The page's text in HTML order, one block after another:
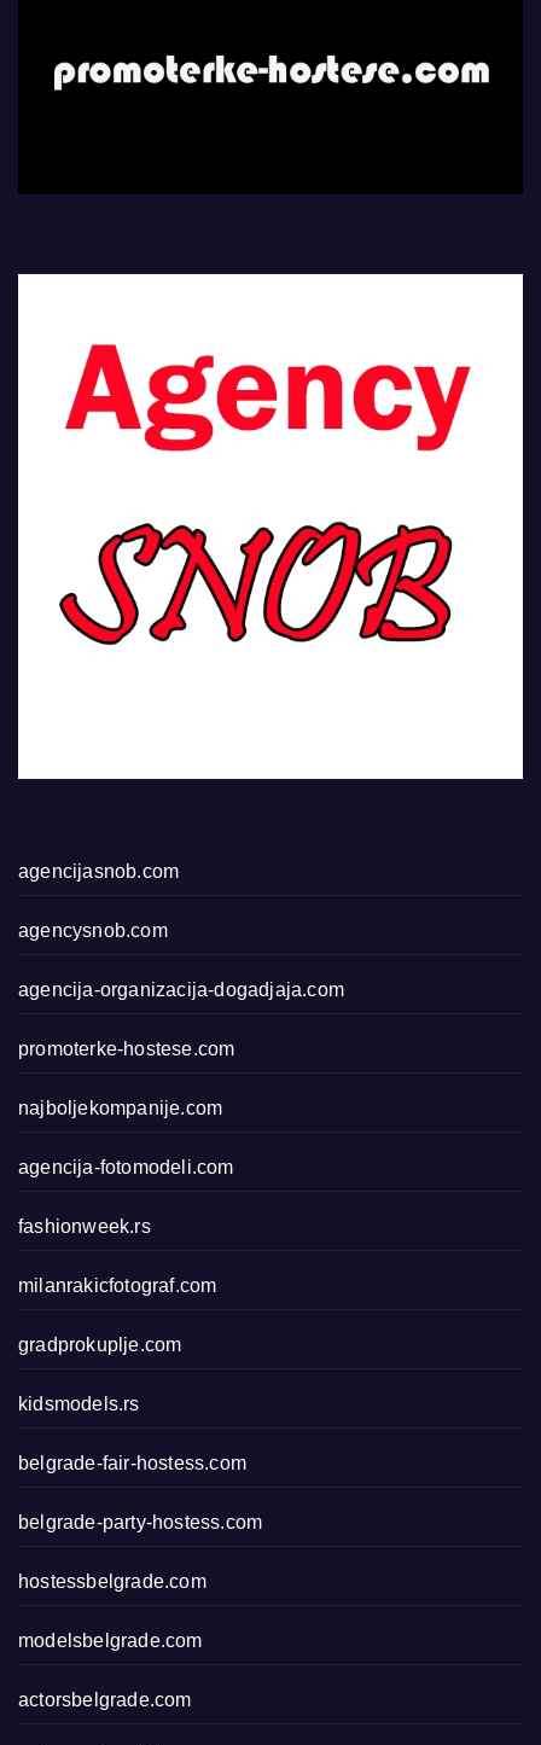
agencijasnob.com
agencysnob.com
agencija-organizacija-dogadjaja.com
promoterke-hostese.com
najboljekompanije.com
agencija-fotomodeli.com
fashionweek.rs
milanrakicfotograf.com
gradprokuplje.com
kidsmodels.rs
belgrade-fair-hostess.com
belgrade-party-hostess.com
hostessbelgrade.com
modelsbelgrade.com
actorsbelgrade.com